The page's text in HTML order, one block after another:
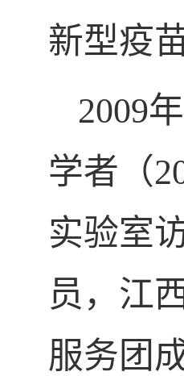
新型疫
2009年
学者（
实验室
员，江
服务团